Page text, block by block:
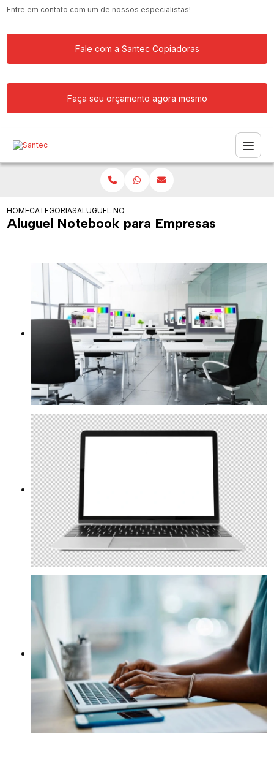
Entre em contato com um de nossos especialistas!
Fale com a Santec Copiadoras
Faça seu orçamento agora mesmo
HOMECATEGORIASALUGUEL NOTEBOOK PARA EMPRESAS
Aluguel Notebook para Empresas